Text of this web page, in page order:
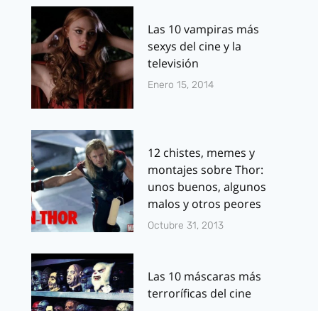
Las 10 vampiras más
sexys del cine y la
televisión
Enero 15, 2014
12 chistes, memes y
montajes sobre Thor:
unos buenos, algunos
malos y otros peores
Octubre 31, 2013
Las 10 máscaras más
terroríficas del cine